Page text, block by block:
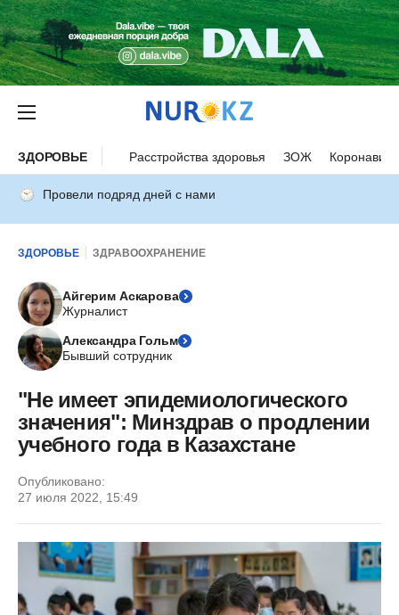
ЗДОРОВЬЕ Расстройства здоровья ЗОЖ
Провели подряд дней с нами
ЗДОРОВЬЕ ЗДРАВООХРАНЕНИЕ
Айгерим Аскарова
Журналист
Александра Гольм
Бывший сотрудник
"Не имеет эпидемиологического
значения": Минздрав о продлении
учебного года в Казахстане
Опубликовано:
27 июля 2022, 15:49